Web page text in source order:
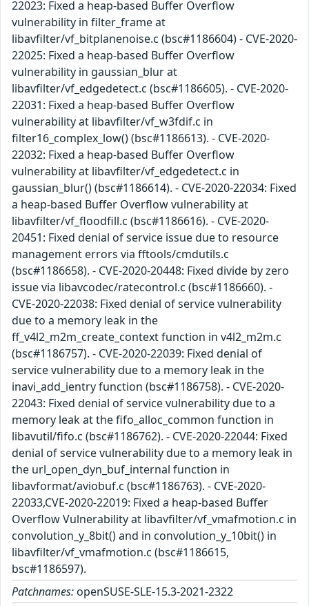
22023: Fixed a heap-based Buffer Overflow
vulnerability in filter_frame at
libavfilter/vf_bitplanenoise.c (bsc#1186604) - CVE-2020-
22025: Fixed a heap-based Buffer Overflow
vulnerability in gaussian_blur at
libavfilter/vf_edgedetect.c (bsc#1186605). - CVE-2020-
22031: Fixed a heap-based Buffer Overflow
vulnerability at libavfilter/vf_w3fdif.c in
filter16_complex_low() (bsc#1186613). - CVE-2020-
22032: Fixed a heap-based Buffer Overflow
vulnerability at libavfilter/vf_edgedetect.c in
gaussian_blur() (bsc#1186614). - CVE-2020-22034: Fixed
a heap-based Buffer Overflow vulnerability at
libavfilter/vf_floodfill.c (bsc#1186616). - CVE-2020-
20451: Fixed denial of service issue due to resource
management errors via fftools/cmdutils.c
(bsc#1186658). - CVE-2020-20448: Fixed divide by zero
issue via libavcodec/ratecontrol.c (bsc#1186660). -
CVE-2020-22038: Fixed denial of service vulnerability
due to a memory leak in the
ff_v4l2_m2m_create_context function in v4l2_m2m.c
(bsc#1186757). - CVE-2020-22039: Fixed denial of
service vulnerability due to a memory leak in the
inavi_add_ientry function (bsc#1186758). - CVE-2020-
22043: Fixed denial of service vulnerability due to a
memory leak at the fifo_alloc_common function in
libavutil/fifo.c (bsc#1186762). - CVE-2020-22044: Fixed
denial of service vulnerability due to a memory leak in
the url_open_dyn_buf_internal function in
libavformat/aviobuf.c (bsc#1186763). - CVE-2020-
22033,CVE-2020-22019: Fixed a heap-based Buffer
Overflow Vulnerability at libavfilter/vf_vmafmotion.c in
convolution_y_8bit() and in convolution_y_10bit() in
libavfilter/vf_vmafmotion.c (bsc#1186615,
bsc#1186597).
Patchnames: openSUSE-SLE-15.3-2021-2322